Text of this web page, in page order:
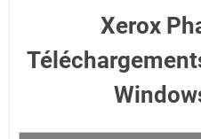
Xerox